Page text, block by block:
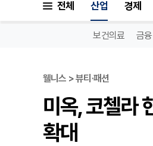
전체 산업 경제
보건의료 금
웰니스 > 뷰티·패션
미옥, 코첼라
확대